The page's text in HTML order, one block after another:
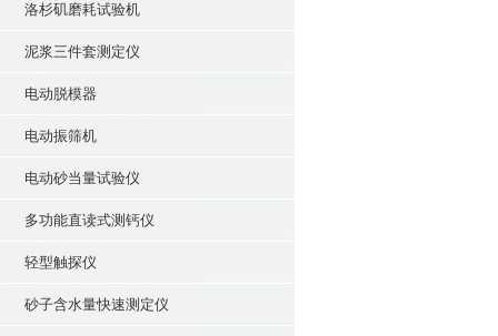
洛杉矶磨耗试验机
泥浆三件套测定仪
电动脱模器
电动振筛机
电动砂当量试验仪
多功能直读式测钙仪
轻型触探仪
砂子含水量快速测定仪